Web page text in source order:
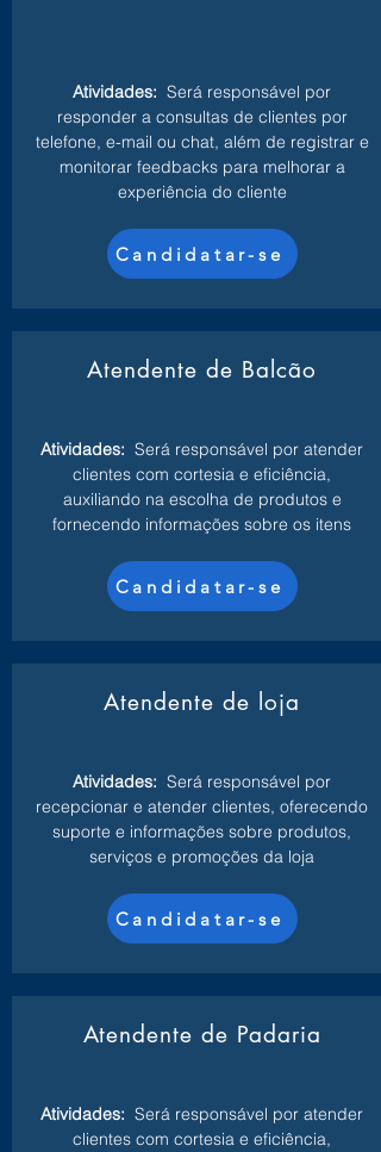
Atividades: Será responsável por
responder a consultas de clientes por
telefone, e-mail ou chat, além de registrar e
monitorar feedbacks para melhorar a
experiência do cliente
Candidatar-se
Atendente de Balcão
Atividades: Será responsável por atender
clientes com cortesia e eficiência,
auxiliando na escolha de produtos e
fornecendo informações sobre os itens
Candidatar-se
Atendente de loja
Atividades: Será responsável por
recepcionar e atender clientes, oferecendo
suporte e informações sobre produtos,
serviços e promoções da loja
Candidatar-se
Atendente de Padaria
Atividades: Será responsável por atender
clientes com cortesia e eficiência,